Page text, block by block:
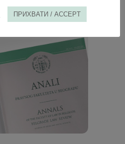
ПРИХВАТИ / ACCEPT